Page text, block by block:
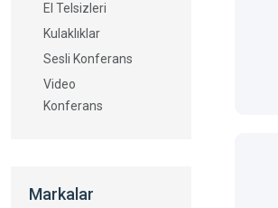
El Telsizleri
Kulaklıklar
Sesli Konferans
Video
Konferans
Markalar